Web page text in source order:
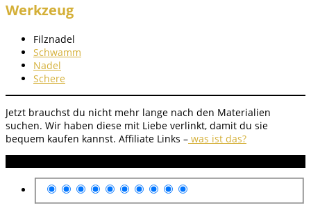
Werkzeug
Filznadel
Schwamm
Nadel
Schere
Jetzt brauchst du nicht mehr lange nach den Materialien
suchen. Wir haben diese mit Liebe verlinkt, damit du sie
bequem kaufen kannst. Affiliate Links – was ist das?